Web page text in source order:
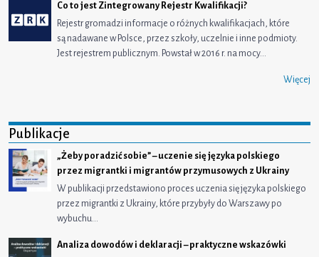
Co to jest Zintegrowany Rejestr Kwalifikacji?
Rejestr gromadzi informacje o różnych kwalifikacjach, które
są nadawane w Polsce, przez szkoły, uczelnie i inne podmioty.
Jest rejestrem publicznym. Powstał w 2016 r. na mocy…
Więcej
Publikacje
„Żeby poradzić sobie” – uczenie się języka polskiego
przez migrantki i migrantów przymusowych z Ukrainy
W publikacji przedstawiono proces uczenia się języka polskiego
przez migrantki z Ukrainy, które przybyły do Warszawy po
wybuchu…
Analiza dowodów i deklaracji – praktyczne wskazówki